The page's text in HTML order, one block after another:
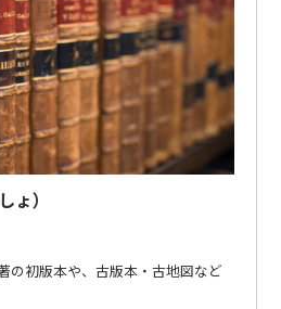
ょ）
の初版本や、古版本・古地図など